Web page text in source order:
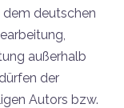
dem deutschen
außerhalb
der
Autors bzw.